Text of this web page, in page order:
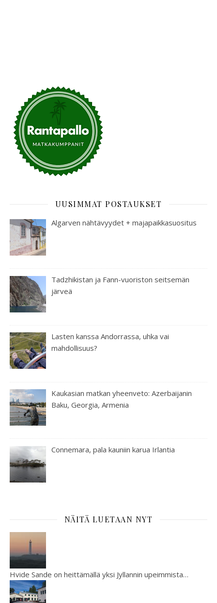
UUSIMMAT POSTAUKSET
Algarven nähtävyydet + majapaikkasuositus
Tadzhikistan ja Fann-vuoriston seitsemän
järveä
Lasten kanssa Andorrassa, uhka vai
mahdollisuus?
Kaukasian matkan yheenveto: Azerbaijanin
Baku, Georgia, Armenia
Connemara, pala kauniin karua Irlantia
NÄITÄ LUETAAN NYT
Hvide Sande on heittämällä yksi Jyllannin upeimmista…